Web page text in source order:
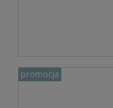
promocja